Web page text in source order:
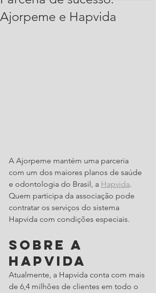
Ajorpeme e Hapvida
A Ajorpeme mantém uma parceria
com um dos maiores planos de saúde
e odontologia do Brasil, a Hapvida.
Quem participa da associação pode
contratar os serviços do sistema
Hapvida com condições especiais.
Sobre a
Hapvida
Atualmente, a Hapvida conta com mais
de 6,4 milhões de clientes em todo o